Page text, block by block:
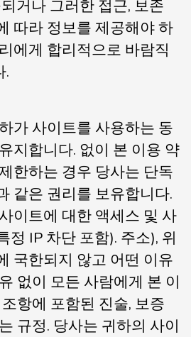
거나 그러한 접근, 보존
따라 정보를 제공해야 하
에게 합리적으로 바람직
.
가 사이트를 사용하는 동
지합니다. 없이 본 이용 약
한하는 경우 당사는 단독
같은 권리를 보유합니다.
이트에 대한 액세스 및 사
정 IP 차단 포함). 주소), 위
국한되지 않고 어떤 이유
없이 모든 사람에게 본 이
항에 포함된 진술, 보증
규정. 당사는 귀하의 사이